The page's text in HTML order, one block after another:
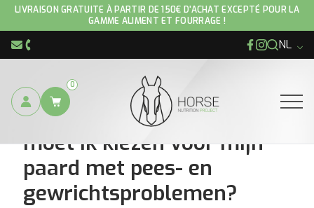
LIVRAISON GRATUITE À PARTIR DE 150€ D'ACHAT EXCEPTÉ POUR LA
GAMME ALIMENT ET FOURRAGE !
info@hnp-horse.be
+32 (0)4 250 12 96 Facebook
Instagram
NL
0
Welke supplementen
moet ik kiezen voor mijn
paard met pees- en
gewrichtsproblemen?